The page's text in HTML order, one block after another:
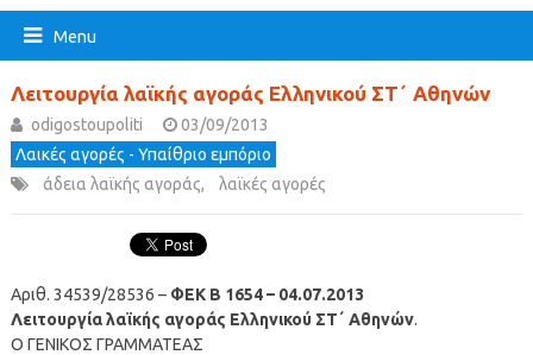
Menu
Λειτουργία λαϊκής αγοράς Ελληνικού ΣΤ΄ Αθηνών
odigostoupoliti
03/09/2013
Λαικές αγορές - Υπαίθριο εμπόριο
άδεια λαϊκής αγοράς, λαϊκές αγορές
Αριθ. 34539/28536 – ΦΕΚ Β 1654 – 04.07.2013
Λειτουργία λαϊκής αγοράς Ελληνικού ΣΤ΄ Αθηνών.
Ο ΓΕΝΙΚΟΣ ΓΡΑΜΜΑΤΕΑΣ